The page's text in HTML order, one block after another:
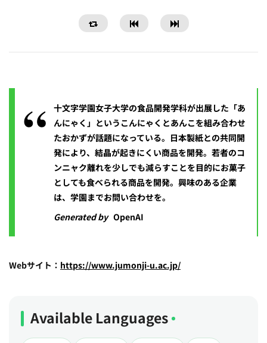
十文字学園女子大学の食品開発学科が出展した「あ
んにゃく」というこんにゃくとあんこを組み合わせ
たおかずが話題になっている。日本製紙との共同開
発により、結晶が起きにくい商品を開発。若者のコ
ンニャク離れを少しでも減らすことを目的にお菓子
としても食べられる商品を開発。興味のある企業
は、学園までお問い合わせを。
Generated by OpenAI
Webサイト： https://www.jumonji-u.ac.jp/
Available Languages